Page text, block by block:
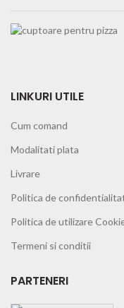
LINKURI UTILE
Cum comand
Modalitati plata
Livrare
Politica de
Politica de utilizare
Termeni si conditii
PARTENERI